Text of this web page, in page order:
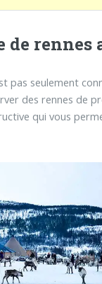
rennes
pas seulement
des rennes de
qui vous